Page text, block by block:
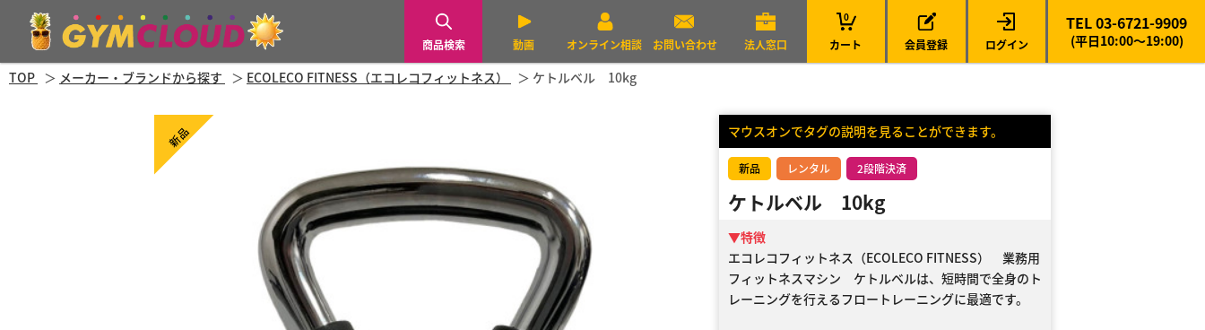
商品検索 動画 オンライン相談 お問い合わせ 法人窓口 カート
0
会員登録 ログイン
TEL 03-6721-9909
(平日10:00～19:00)
TOP メーカー・ブランドから探す ECOLECO FITNESS（エコレコフィットネス） ケトルベル 10kg
新品 マウスオンでタグの説明を見ることができます。
新品 レンタル 2段階決済
ケトルベル 10kg
▼特徴
エコレコフィットネス（ECOLECO FITNESS） 業務用
フィットネスマシン ケトルベルは、短時間で全身のト
レーニングを行えるフロートレーニングに最適です。